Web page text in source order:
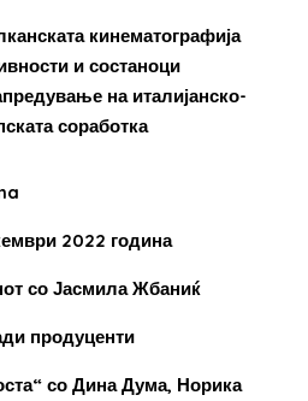
кинематографија
и состаноци
на италијанско-
соработка
2022 година
отсо Јасмила Жбаниќ
продуценти
со Дина Дума, Норика